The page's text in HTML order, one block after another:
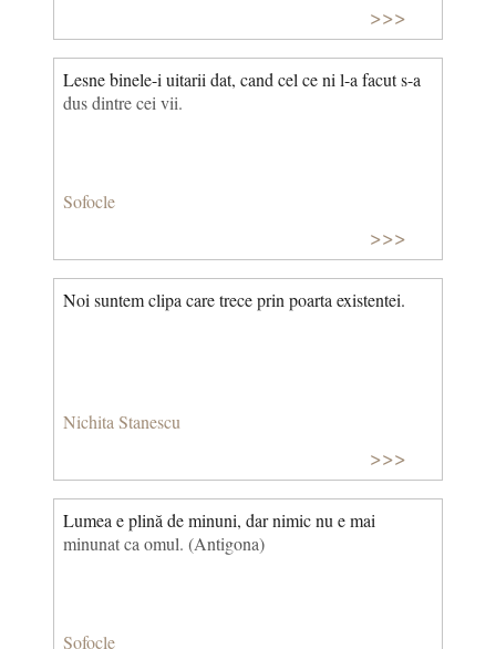
>>>
Lesne binele-i uitarii dat, cand cel ce ni l-a facut s-a
dus dintre cei vii.
Sofocle
>>>
Noi suntem clipa care trece prin poarta existentei.
Nichita Stanescu
>>>
Lumea e plină de minuni, dar nimic nu e mai
minunat ca omul. (Antigona)
Sofocle